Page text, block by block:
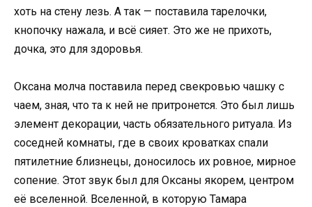
хоть на стену лезь. А так — поставила тарелочки,
кнопочку нажала, и всё сияет. Это же не прихоть,
дочка, это для здоровья.
Оксана молча поставила перед свекровью чашку с
чаем, зная, что та к ней не притронется. Это был лишь
элемент декорации, часть обязательного ритуала. Из
соседней комнаты, где в своих кроватках спали
пятилетние близнецы, доносилось их ровное, мирное
сопение. Этот звук был для Оксаны якорем, центром
её вселенной. Вселенной, в которую Тамара